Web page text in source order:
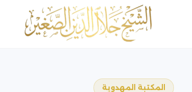
المكتبة المهدوية